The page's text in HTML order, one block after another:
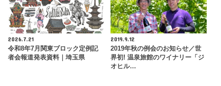
2026.7.21
令和8年7月関東ブロック定例記
者会報道発表資料｜埼玉県
2019.9.12
2019年秋の例会のお知らせ／世
界初! 温泉旅館のワイナリー「ジ
オヒル…